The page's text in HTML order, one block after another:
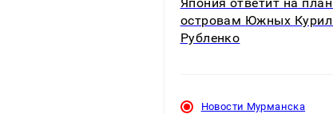
Япония ответит на
островам Южных Курил
Рубленко
Новости Мурманска